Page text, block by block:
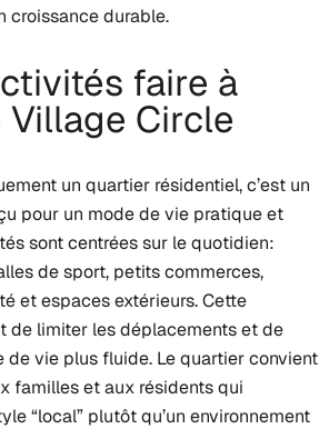
croissance durable.
faire à
Circle
un quartier résidentiel, c’est un
pour un mode de vie pratique et
sont centrées sur le quotidien:
de sport, petits commerces,
et espaces extérieurs. Cette
de limiter les déplacements et de
de vie plus fluide. Le quartier convient
familles et aux résidents qui
“local” plutôt qu’un environnement